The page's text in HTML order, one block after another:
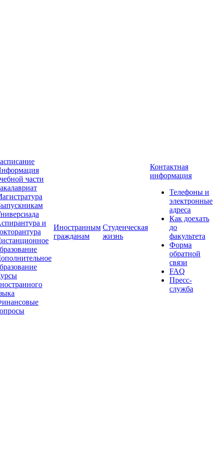
части
и
Иностранным
гражданам
Студенческая
жизнь
Контактная
информация
Телефоны и
электронные
адреса
Как доехать
до
факультета
Форма
обратной
связи
FAQ
Пресс-
служба